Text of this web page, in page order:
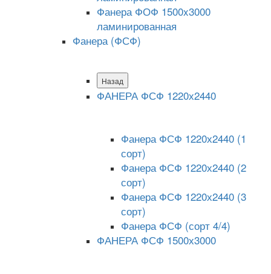
Фанера ФОФ 1500x3000
ламинированная
Фанера (ФСФ)
Назад
ФАНЕРА ФСФ 1220х2440
Фанера ФСФ 1220х2440 (1
сорт)
Фанера ФСФ 1220х2440 (2
сорт)
Фанера ФСФ 1220х2440 (3
сорт)
Фанера ФСФ (сорт 4/4)
ФАНЕРА ФСФ 1500х3000